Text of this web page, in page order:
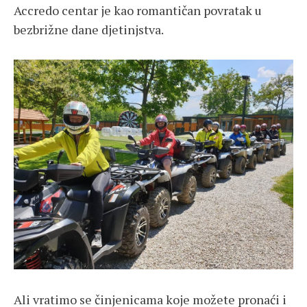
Accredo centar je kao romantičan povratak u
bezbrižne dane djetinjstva.
Ali vratimo se činjenicama koje možete pronaći i